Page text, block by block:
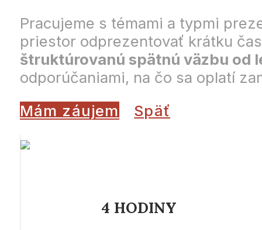
Pracujeme s témami a typmi
priestor odprezentovať krátku
štruktúrovanú spätnú väzbu od
odporúčaniami, na čo sa oplatí
Mám záujem
Späť
4 HODINY